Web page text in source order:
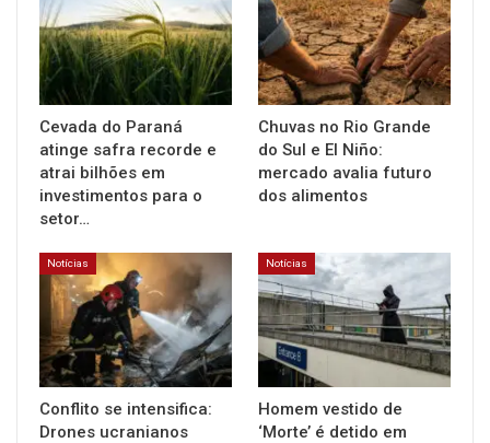
Cevada do Paraná
atinge safra recorde e
atrai bilhões em
investimentos para o
setor…
Chuvas no Rio Grande
do Sul e El Niño:
mercado avalia futuro
dos alimentos
Notícias
Conflito se intensifica:
Drones ucranianos
Notícias
Homem vestido de
‘Morte’ é detido em